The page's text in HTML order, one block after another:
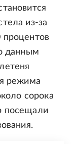
из-за
процентов
данным
режима
сорока
посещали